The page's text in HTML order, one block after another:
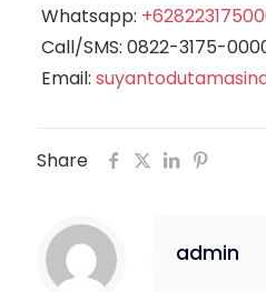
Whatsapp:
Call/SMS: 0822-3175-
Email:
Share
admin